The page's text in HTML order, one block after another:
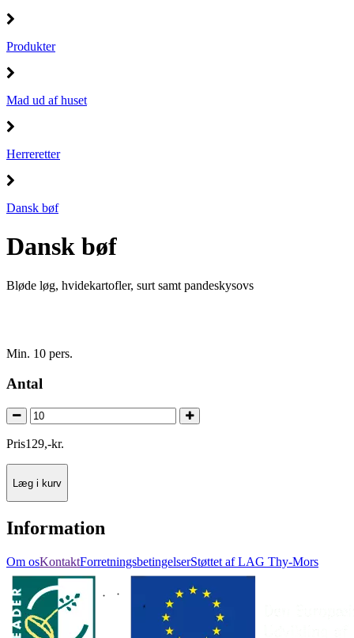
Produkter
Mad ud af huset
Herreretter
Dansk bøf
Dansk bøf
Bløde løg, hvidekartofler, surt samt pandeskysovs
Min. 10 pers.
Antal
Pris129,-kr.
Læg i kurv
Information
Om osKontaktForretningsbetingelserStøttet af LAG Thy-Mors